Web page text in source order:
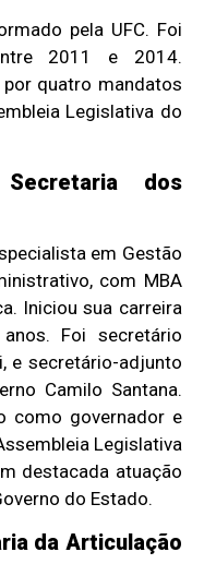
pela UFC. Foi
2011 e 2014.
quatro mandatos
Legislativa do
dos
em Gestão
com MBA
Iniciou sua carreira
Foi secretário
e secretário-adjunto
Camilo Santana.
como governador e
Legislativa
destacada atuação
do Estado.
da Articulação